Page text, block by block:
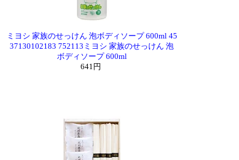
ミヨシ 家族のせっけん 泡ボディソープ 600ml 45
37130102183 752113ミヨシ 家族のせっけん 泡
ボディソープ 600ml
641円